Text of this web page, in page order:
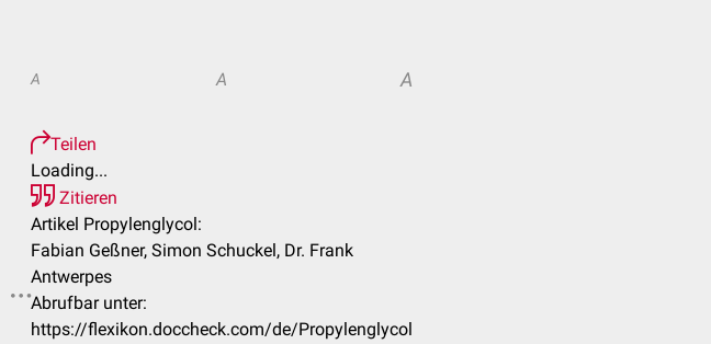
A A A
Teilen
Loading...
Zitieren
Artikel Propylenglycol:
Fabian Geßner, Simon Schuckel, Dr. Frank
Antwerpes
Abrufbar unter:
https://flexikon.doccheck.com/de/Propylenglycol